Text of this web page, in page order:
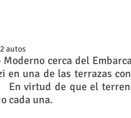
autos
Moderno cerca del
en una de las terrazas
virtud de que el
cada una.